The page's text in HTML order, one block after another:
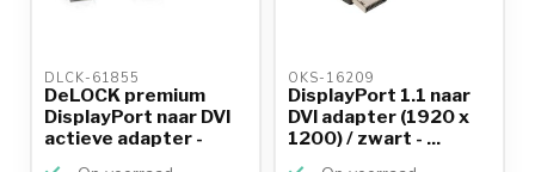
DLCK-61855
DeLOCK premium
DisplayPort naar DVI
actieve adapter -
OKS-16209
DisplayPort 1.1 naar
DVI adapter (1920 x
1200) / zwart - ...